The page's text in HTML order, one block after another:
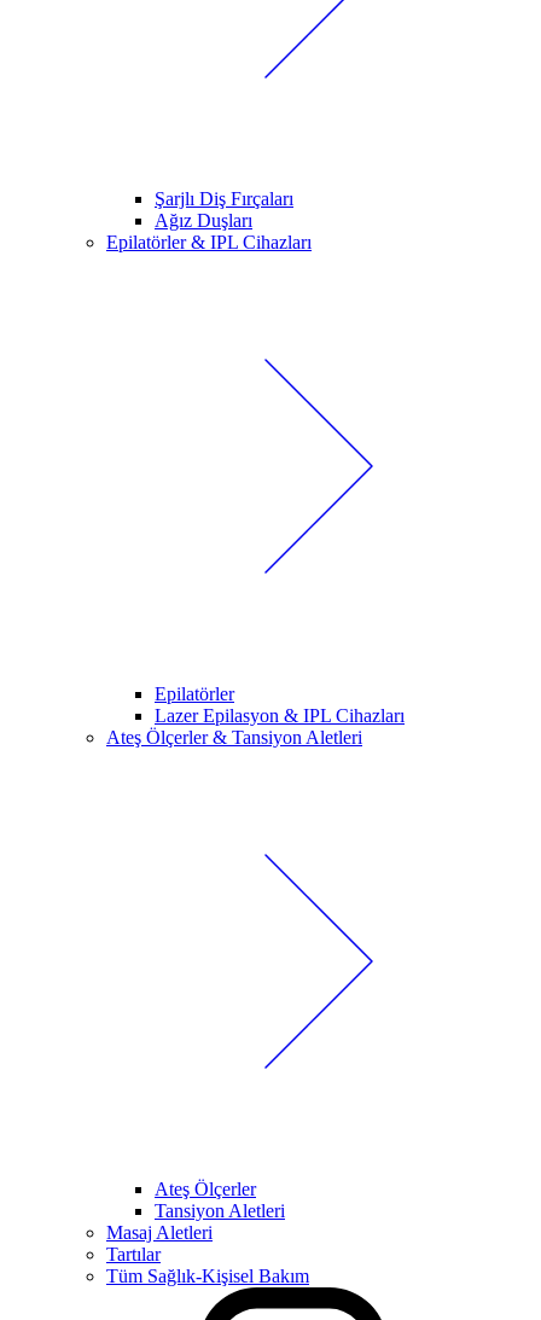
Şarjlı Diş Fırçaları
Ağız Duşları
Epilatörler & IPL Cihazları
Epilatörler
Lazer Epilasyon & IPL Cihazları
Ateş Ölçerler & Tansiyon Aletleri
Ateş Ölçerler
Tansiyon Aletleri
Masaj Aletleri
Tartılar
Tüm Sağlık-Kişisel Bakım